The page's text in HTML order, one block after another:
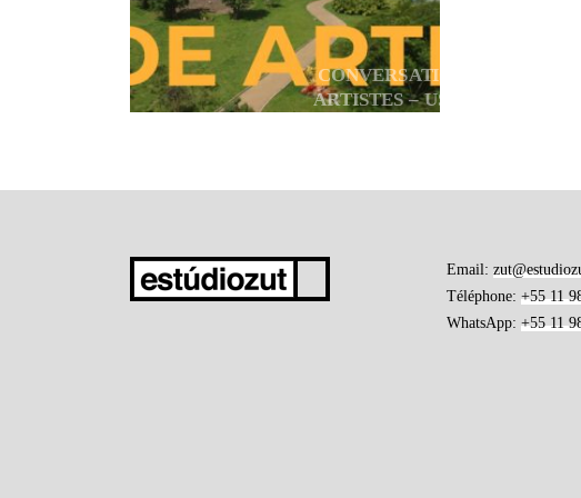
CONVERSATION AVEC LES
ARTISTES – USINA DE ARTE
Email:
Téléphone: +55 11
WhatsApp: +55 11